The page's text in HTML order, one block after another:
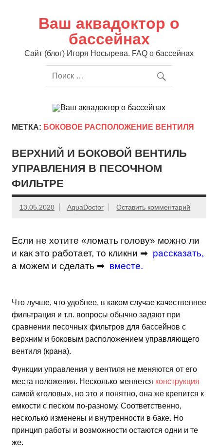
содержимомуВаш аквадоктор о
бассейнах
Сайт (блог) Игоря Носырева. FAQ о бассейнах
МЕТКА: БОКОВОЕ РАСПОЛОЖЕНИЕ ВЕНТИЛЯ
ВЕРХНИЙ И БОКОВОЙ ВЕНТИЛЬ
УПРАВЛЕНИЯ В ПЕСОЧНОМ
ФИЛЬТРЕ
13.05.2020 AquaDoctor Оставить комментарий
Если не хотите «ломать голову» можно ли
и как это работает, то кликни ➡ рассказать,
а можем и сделать ➡ вместе.
Что лучше, что удобнее, в каком случае качественнее
фильтрация и т.п. вопросы обычно задают при
сравнении песочных фильтров для бассейнов с
верхним и боковым расположением управляющего
вентиля (крана).
Функции управления у вентиля не меняются от его
места положения. Несколько меняется конструкция
самой «головы», но это и понятно, она же крепится к
емкости с песком по-разному. Соответственно,
несколько изменены и внутренности в баке. Но
принцип работы и возможности остаются одни и те
же.